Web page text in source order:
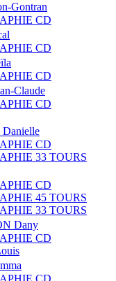
Gontran
CD
CD
CD
Claude
CD
CD
33 TOURS
CD
45 TOURS
33 TOURS
Dany
CD
CD